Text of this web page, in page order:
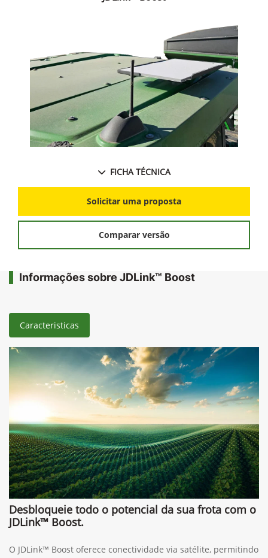
FICHA TÉCNICA
Solicitar uma proposta
Comparar versão
Informações sobre JDLink™ Boost
Caracteristicas
Desbloqueie todo o potencial da sua frota com o
JDLink™ Boost.
O JDLink™ Boost oferece conectividade via satélite, permitindo